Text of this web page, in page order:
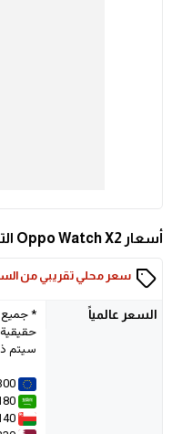
أسعار Oppo Watch X2 التفصيلية
سعر محلي تقريبي من
السعر عالمياً
* جميع
سيتم
300 يورو
1,180 ريال
140 ريال